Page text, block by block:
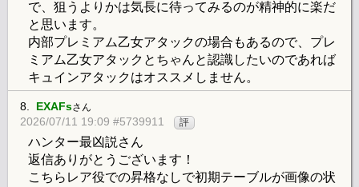
で、狙うよりかは気長に待ってみるのが精神的に楽だ
と思います。
内部プレミアム乙女アタックの場合もあるので、プレ
ミアム乙女アタックとちゃんと認識したいのであれば
キュインアタックはオススメしません。
8. EXAFsさん
2026/07/11 19:09 #5739911 評
ハンター最凶説さん
返信ありがとうございます！
こちらレア役での昇格なしで初期テーブルが画像の状